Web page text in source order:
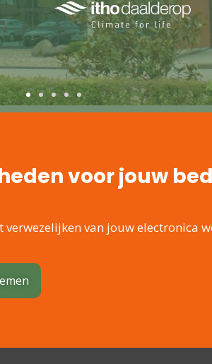
voor jouw
van jouw electronica